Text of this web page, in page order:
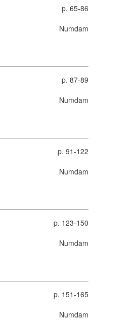
p. 65-86
Numdam
p. 87-89
Numdam
p. 91-122
Numdam
p. 123-150
Numdam
p. 151-165
Numdam